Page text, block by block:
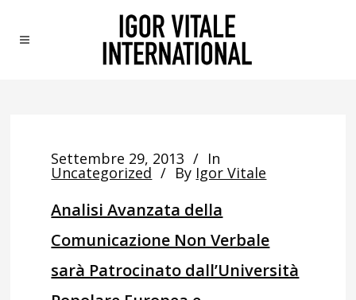
Settembre 29, 2013 In
Uncategorized By Igor Vitale
Analisi Avanzata della
Comunicazione Non Verbale
sarà Patrocinato dall’Università